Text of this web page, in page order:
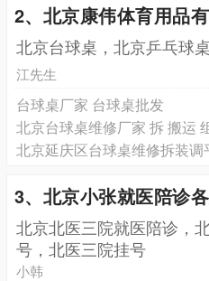
2、北京康伟体育用品
北京台球桌，北京乒乓球
江先生
台球桌厂家 台球桌批发
北京台球桌维修厂家 拆 搬运
北京延庆区台球桌维修拆装调
3、北京小张就医陪诊
北京北医三院就医陪诊，
号，北医三院挂号
小韩